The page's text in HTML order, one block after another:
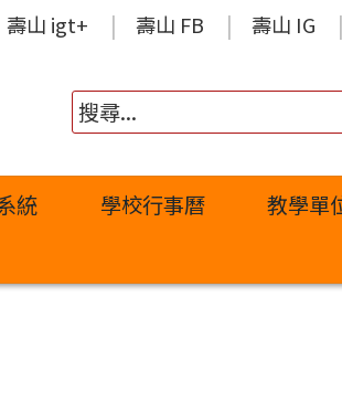
壽山 igt+ 壽山 FB 壽山 IG
統 學校行事曆
教學單